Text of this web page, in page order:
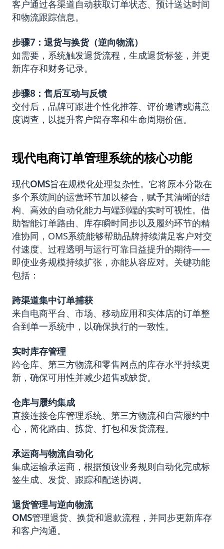
客户通过各渠道自动获取订单状态、预计送达时间
和物流跟踪信息。
步骤7：退货与换货（逆向物流）
如需要，系统触发退货流程，生成退货标签，并更
新库存和财务记录。
步骤8 ：售后互动与反馈
交付后，品牌可跟进个性化推荐、评价邀请或满意
度调查，以提升客户留存率和生命周期价值。
现代电商订单管理系统的核心功能
现代OMS旨在规模化处理复杂性。它将原本分散在
多个系统间的运营环节加以整合，赋予其清晰的结
构、高效的自动化能力与端到端的实时可视性。借
助智能订单路由、库存瞬时同步以及履约环节的精
准协同，OMS系统能够帮助品牌持续满足客户对交
付速度、过程透明与运行可靠日益提升的期待——
即使业务规模持续扩张，亦能从容应对。关键功能
包括：
跨渠道集中订单捕获
来自电商平台、市场、移动应用和实体店的订单整
合到单一系统中，以确保执行的一致性。
实时库存管理
跨仓库、第三方物流和零售网点的库存水平持续更
新，确保可用性并减少超售或缺货。
仓库与履约集成
直接连接仓库管理系统、第三方物流和自营履约中
心，简化路由、拣货、打包和发货流程。
承运商与物流自动化
集成运输承运商，根据预设业务规则自动化完成标
签生成、发货、跟踪和配送协调。
退货管理与逆向物流
OMS管理退货、换货和退款流程，并同步更新库存
和客户沟通。